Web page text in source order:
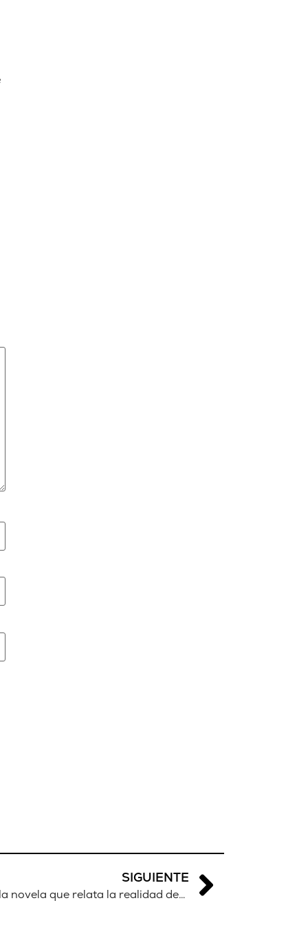
SIGUIENTE
«Del sueño y sus pesadillas», la novela que relata la realidad detrás de los cayucos